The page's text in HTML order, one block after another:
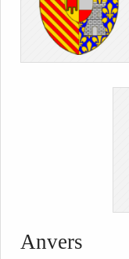
Anvers